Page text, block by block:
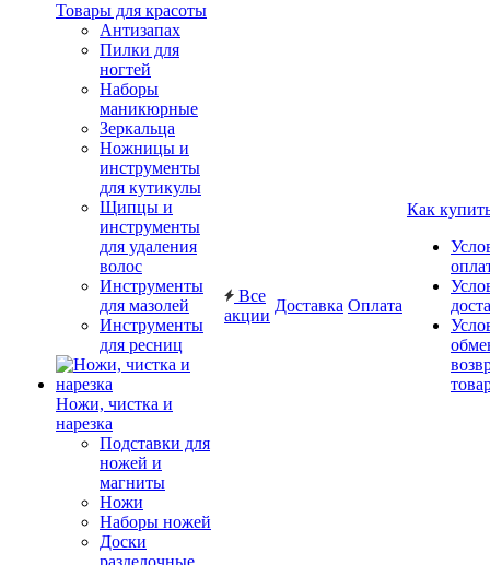
Товары для красоты
Антизапах
Пилки для
ногтей
Наборы
маникюрные
Зеркальца
Ножницы и
инструменты
для кутикулы
Щипцы и
инструменты
для удаления
волос
Инструменты
для мазолей
Инструменты
для ресниц
Ножи, чистка и
нарезка
Подставки для
ножей и
магниты
Ножи
Наборы ножей
Доски
разделочные
Все
акции
Доставка Оплата
Как